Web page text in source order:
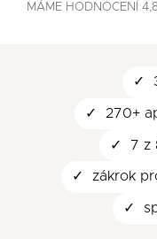
MÁME HODNOCENÍ
270+
7 z
zákrok